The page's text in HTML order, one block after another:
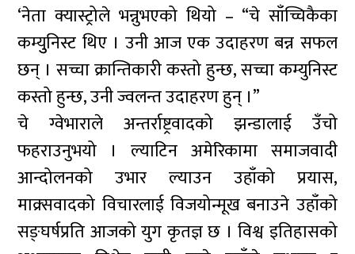
‘नेता क्यास्ट्रोले भन्नुभएको थियो – “चे साँच्चिकैका
कम्युुनिस्ट थिए । उनी आज एक उदाहरण बन्न सफल
छन् । सच्चा क्रान्तिकारी कस्तो हुन्छ, सच्चा कम्युनिस्ट
कस्तो हुन्छ, उनी ज्वलन्त उदाहरण हुन् ।”
चे ग्वेभाराले अन्तर्राष्ट्रवादको झन्डालाई उँचो
फहराउनुभयो । ल्याटिन अमेरिकामा समाजवादी
आन्दोलनको उभार ल्याउन उहाँको प्रयास,
माक्र्सवादको विचारलाई विजयोन्मूख बनाउने उहाँको
सङ्घर्षप्रति आजको युग कृतज्ञ छ । विश्व इतिहासको